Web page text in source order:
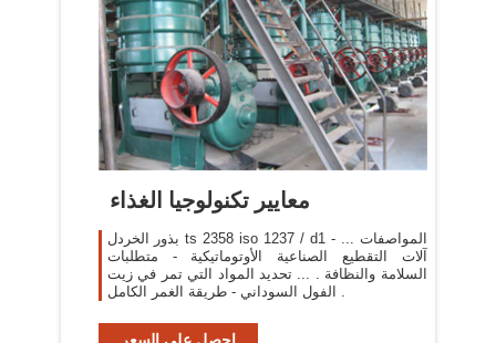
معايير تكنولوجيا الغذاء
بذور الخردل ts 2358 iso 1237 / d1 - المواصفات ...
آلات التقطيع الصناعية الأوتوماتيكية - متطلبات
السلامة والنظافة . ... تحديد المواد التي تمر في زيت
الفول السوداني - طريقة الغمر الكامل .